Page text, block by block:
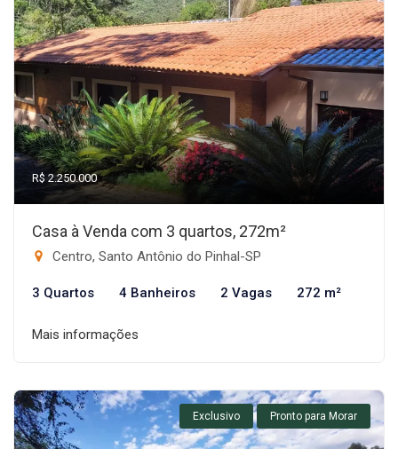
R$ 2.250.000
Casa à Venda com 3 quartos, 272m²
Centro, Santo Antônio do Pinhal-SP
3 Quartos 4 Banheiros 2 Vagas 272 m²
Mais informações
Exclusivo Pronto para Morar